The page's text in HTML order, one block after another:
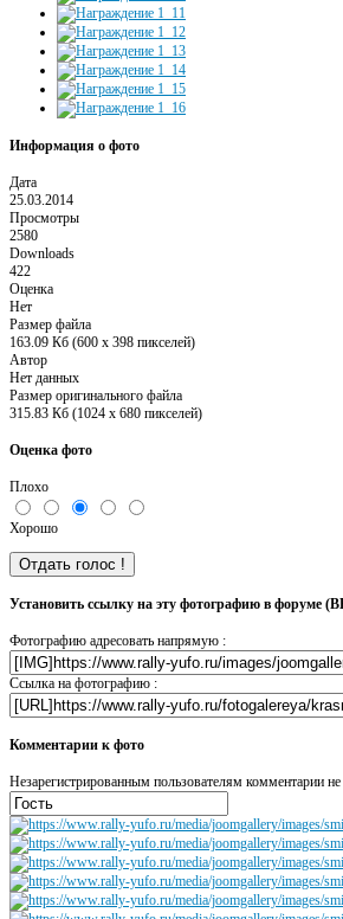
Информация о фото
Дата
25.03.2014
Просмотры
2580
Downloads
422
Оценка
Нет
Размер файла
163.09 Кб (600 x 398 пикселей)
Автор
Нет данных
Размер оригинального файла
315.83 Кб (1024 x 680 пикселей)
Оценка фото
Плохо
Хорошо
Установить ссылку на эту фотографию в форуме
Фотографию адресовать напрямую :
Ссылка на фотографию :
Комментарии к фото
Незарегистрированным пользователям комментарии